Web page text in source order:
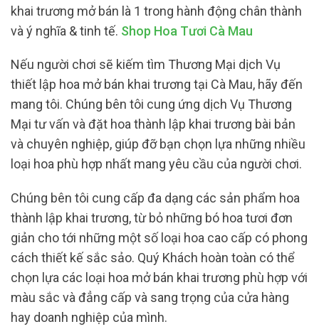
khai trương mở bán là 1 trong hành động chân thành
và ý nghĩa & tinh tế. Shop Hoa Tươi Cà Mau
Nếu người chơi sẽ kiếm tìm Thương Mại dịch Vụ
thiết lập hoa mở bán khai trương tại Cà Mau, hãy đến
mang tôi. Chúng bên tôi cung ứng dịch Vụ Thương
Mại tư vấn và đặt hoa thành lập khai trương bài bản
và chuyên nghiệp, giúp đỡ bạn chọn lựa những nhiều
loại hoa phù hợp nhất mang yêu cầu của người chơi.
Chúng bên tôi cung cấp đa dạng các sản phẩm hoa
thành lập khai trương, từ bỏ những bó hoa tươi đơn
giản cho tới những một số loại hoa cao cấp có phong
cách thiết kế sắc sảo. Quý Khách hoàn toàn có thể
chọn lựa các loại hoa mở bán khai trương phù hợp với
màu sắc và đẳng cấp và sang trọng của cửa hàng
hay doanh nghiệp của mình.